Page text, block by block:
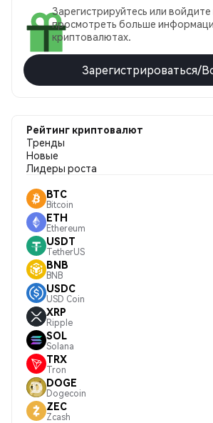
Зарегистрируйтесь или
просмотреть больше
криптовалютах.
Зарегистрироваться/
Рейтинг криптовалют
Тренды
Новые
Лидеры роста
BTC
Bitcoin
ETH
Ethereum
USDT
TetherUS
BNB
BNB
USDC
USD Coin
XRP
Ripple
SOL
Solana
TRX
Tron
DOGE
Dogecoin
ZEC
Zcash